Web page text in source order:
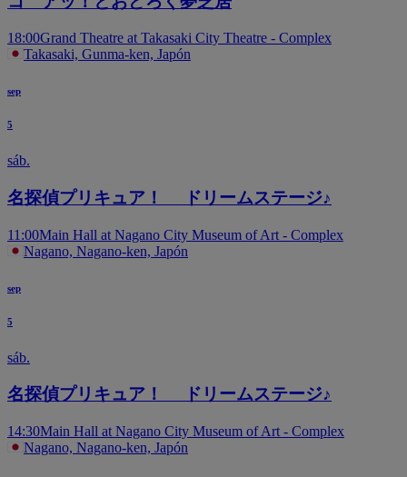
18:00Grand Theatre at Takasaki City Theatre - Complex
Takasaki, Gunma-ken, Japón
sep
5
sáb.
名探偵プリキュア！ ドリームステージ♪
11:00Main Hall at Nagano City Museum of Art - Complex
Nagano, Nagano-ken, Japón
sep
5
sáb.
名探偵プリキュア！ ドリームステージ♪
14:30Main Hall at Nagano City Museum of Art - Complex
Nagano, Nagano-ken, Japón